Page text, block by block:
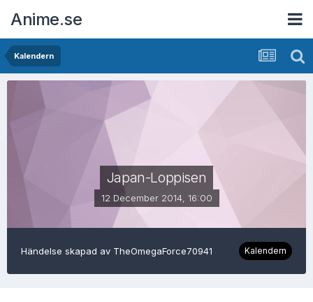
Anime.se
Kalendern
Japan-Loppisen
12 December 2014, 16:00
Händelse skapad av TheOmegaForce70941 Kalendern